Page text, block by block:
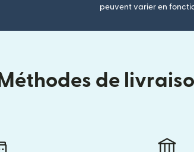
peuvent varier en
Méthodes de